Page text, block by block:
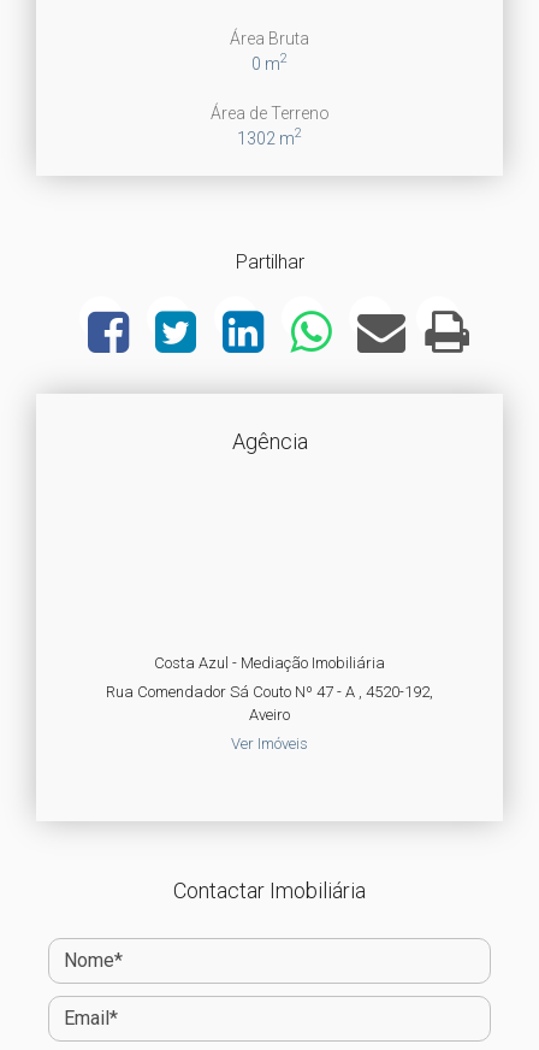
Área Bruta
0 m2
Área de Terreno
1302 m2
Partilhar
Agência
Costa Azul - Mediação Imobiliária
Rua Comendador Sá Couto Nº 47 - A , 4520-192,
Aveiro
Ver Imóveis
Contactar Imobiliária